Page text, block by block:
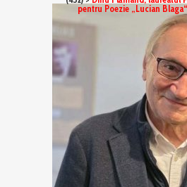
pentru Poezie „Lucian